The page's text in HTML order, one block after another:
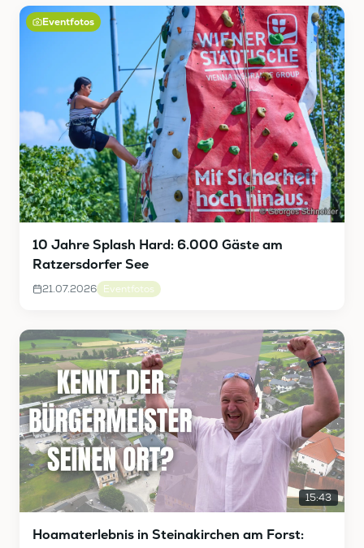
Eventfotos
10 Jahre Splash Hard: 6.000 Gäste am
Ratzersdorfer See
21.07.2026 Eventfotos
15:43
Hoamaterlebnis in Steinakirchen am Forst: